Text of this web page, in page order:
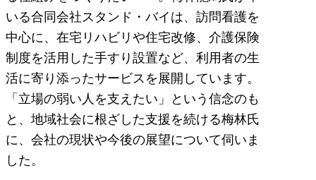
いる合同会社スタンド・バイは、訪問看護を
中心に、在宅リハビリや住宅改修、介護保険
制度を活用した手すり設置など、利用者の生
活に寄り添ったサービスを展開しています。
「立場の弱い人を支えたい」という信念のも
と、地域社会に根ざした支援を続ける梅林氏
に、会社の現状や今後の展望について伺いま
した。